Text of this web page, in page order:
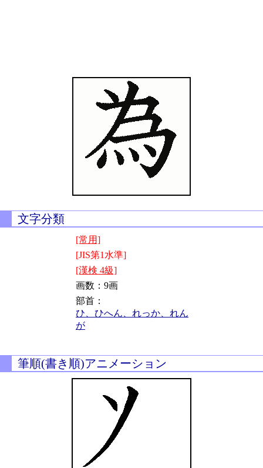
文字分類
[常用]
[JIS第1水準]
[漢検 4級]
画数：9画
部首：
ひ、ひへん、れっか、れん
が
筆順(書き順)アニメーション